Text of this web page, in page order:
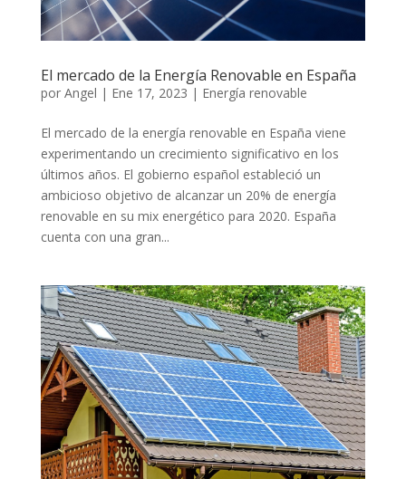
El mercado de la Energía Renovable en España
por Angel | Ene 17, 2023 | Energía renovable
El mercado de la energía renovable en España viene
experimentando un crecimiento significativo en los
últimos años. El gobierno español estableció un
ambicioso objetivo de alcanzar un 20% de energía
renovable en su mix energético para 2020. España
cuenta con una gran...